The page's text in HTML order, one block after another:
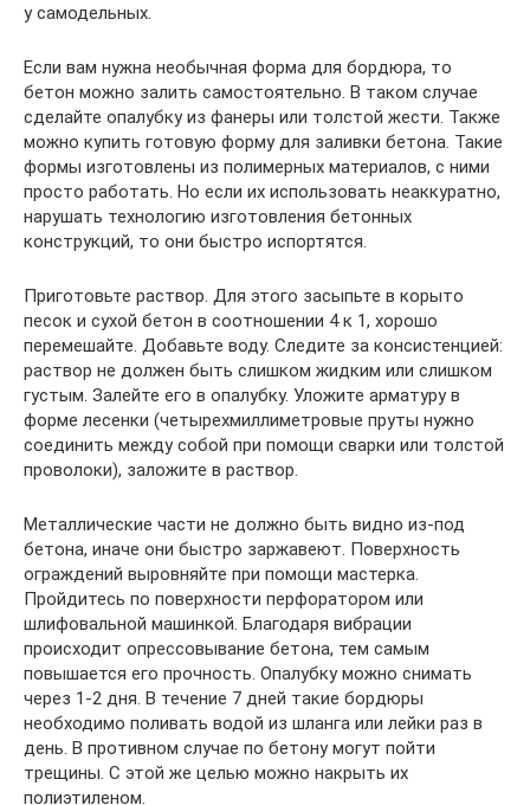
у самодельных.
Если вам нужна необычная форма для бордюра, то
бетон можно залить самостоятельно. В таком случае
сделайте опалубку из фанеры или толстой жести. Также
можно купить готовую форму для заливки бетона. Такие
формы изготовлены из полимерных материалов, с ними
просто работать. Но если их использовать неаккуратно,
нарушать технологию изготовления бетонных
конструкций, то они быстро испортятся.
Приготовьте раствор. Для этого засыпьте в корыто
песок и сухой бетон в соотношении 4 к 1, хорошо
перемешайте. Добавьте воду. Следите за консистенцией:
раствор не должен быть слишком жидким или слишком
густым. Залейте его в опалубку. Уложите арматуру в
форме лесенки (четырехмиллиметровые пруты нужно
соединить между собой при помощи сварки или толстой
проволоки), заложите в раствор.
Металлические части не должно быть видно из-под
бетона, иначе они быстро заржавеют. Поверхность
ограждений выровняйте при помощи мастерка.
Пройдитесь по поверхности перфоратором или
шлифовальной машинкой. Благодаря вибрации
происходит опрессовывание бетона, тем самым
повышается его прочность. Опалубку можно снимать
через 1-2 дня. В течение 7 дней такие бордюры
необходимо поливать водой из шланга или лейки раз в
день. В противном случае по бетону могут пойти
трещины. С этой же целью можно накрыть их
полиэтиленом.